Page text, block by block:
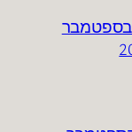
11 בספטמבר